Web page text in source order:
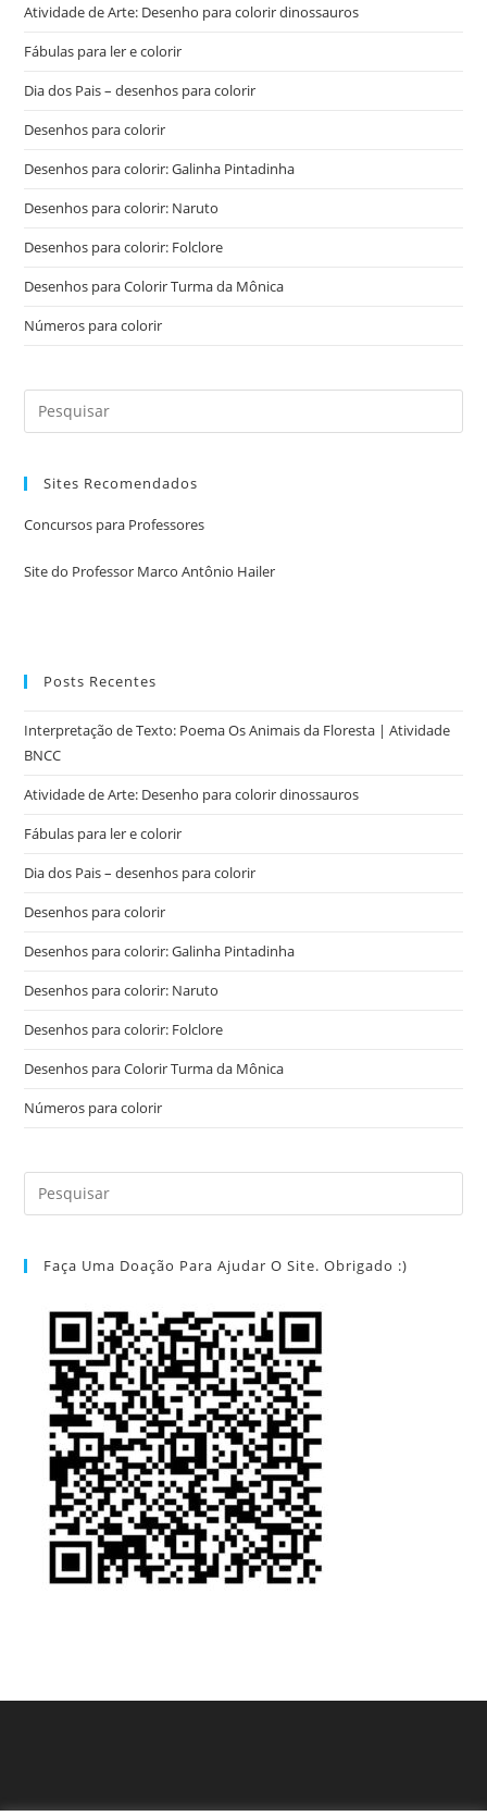
Atividade de Arte: Desenho para colorir dinossauros
Fábulas para ler e colorir
Dia dos Pais – desenhos para colorir
Desenhos para colorir
Desenhos para colorir: Galinha Pintadinha
Desenhos para colorir: Naruto
Desenhos para colorir: Folclore
Desenhos para Colorir Turma da Mônica
Números para colorir
Sites Recomendados
Concursos para Professores
Site do Professor Marco Antônio Hailer
Posts Recentes
Interpretação de Texto: Poema Os Animais da Floresta | Atividade
BNCC
Atividade de Arte: Desenho para colorir dinossauros
Fábulas para ler e colorir
Dia dos Pais – desenhos para colorir
Desenhos para colorir
Desenhos para colorir: Galinha Pintadinha
Desenhos para colorir: Naruto
Desenhos para colorir: Folclore
Desenhos para Colorir Turma da Mônica
Números para colorir
Faça Uma Doação Para Ajudar O Site. Obrigado :)